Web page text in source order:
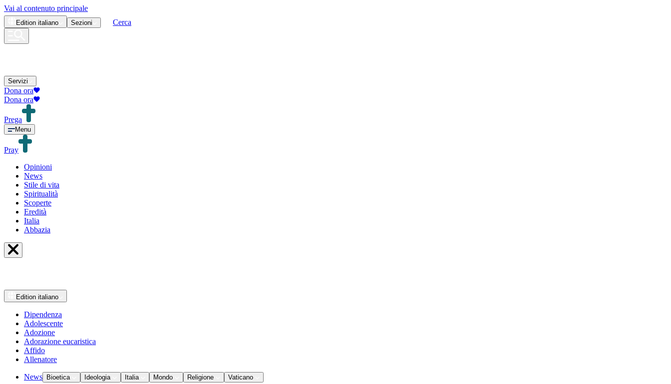
Vai al contenuto principale
Edition italiano Sezioni Cerca
Servizi
Dona ora
Dona ora
Prega
Menu
Pray
Opinioni
News
Stile di vita
Spiritualità
Scoperte
Eredità
Italia
Abbazia
Edition italiano
Dipendenza
Adolescente
Adozione
Adorazione eucaristica
Affido
Allenatore
News Bioetica Ideologia Italia Mondo Religione Vaticano